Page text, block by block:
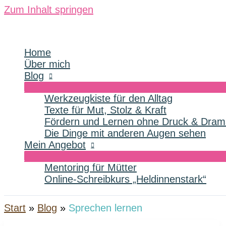
Zum Inhalt springen
Home
Über mich
Blog
Werkzeugkiste für den Alltag
Texte für Mut, Stolz & Kraft
Fördern und Lernen ohne Druck &
Die Dinge mit anderen Augen sehen
Mein Angebot
Mentoring für Mütter
Online-Schreibkurs „Heldinnenstark“
Start Blog Sprechen lernen